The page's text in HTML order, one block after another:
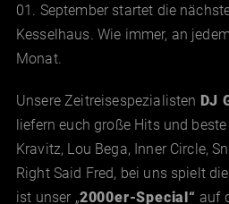
01. September startet die
Kesselhaus. Wie immer, an
Monat.
Unsere Zeitreisespezialisten DJ
liefern euch große Hits und
Kravitz, Lou Bega, Inner Circle,
Right Said Fred, bei uns spielt
ist unser „2000er-Special“ auf